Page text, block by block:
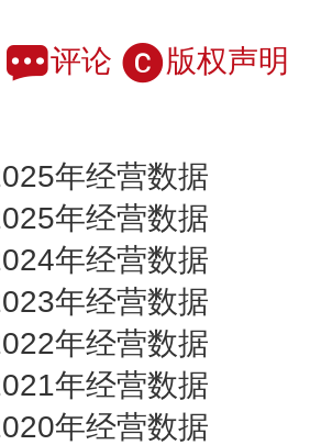
评论 版权声明
年经营数据
年经营数据
年经营数据
年经营数据
年经营数据
年经营数据
年经营数据